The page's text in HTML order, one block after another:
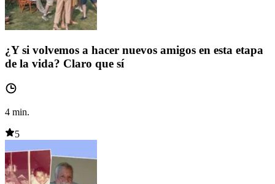
¿Y si volvemos a hacer nuevos amigos en esta etapa
de la vida? Claro que sí
4 min.
5